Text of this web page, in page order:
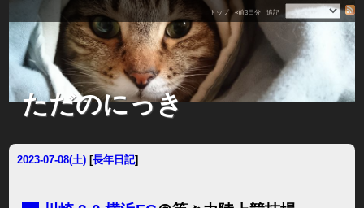
トップ «前3日分 追記
ただのにっき
2023-07-08(土) [長年日記]